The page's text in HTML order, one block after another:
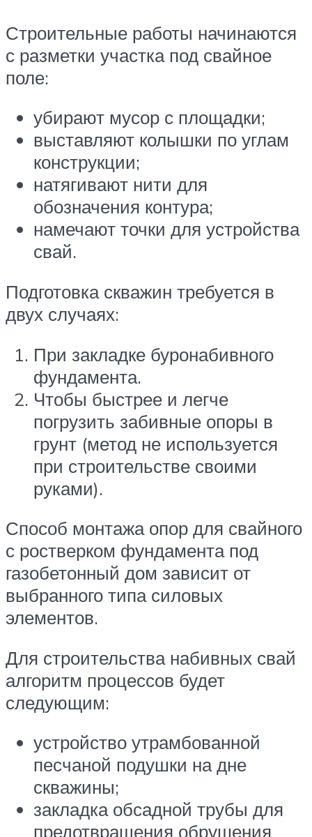
Строительные работы начинаются
с разметки участка под свайное
поле:
убирают мусор с площадки;
выставляют колышки по углам
конструкции;
натягивают нити для
обозначения контура;
намечают точки для устройства
свай.
Подготовка скважин требуется в
двух случаях:
При закладке буронабивного
фундамента.
Чтобы быстрее и легче
погрузить забивные опоры в
грунт (метод не используется
при строительстве своими
руками).
Способ монтажа опор для свайного
с ростверком фундамента под
газобетонный дом зависит от
выбранного типа силовых
элементов.
Для строительства набивных свай
алгоритм процессов будет
следующим:
устройство утрамбованной
песчаной подушки на дне
скважины;
закладка обсадной трубы для
предотвращения обрушения